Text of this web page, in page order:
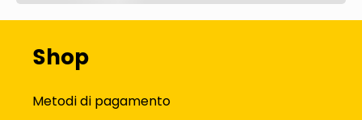
Shop
Metodi di pagamento